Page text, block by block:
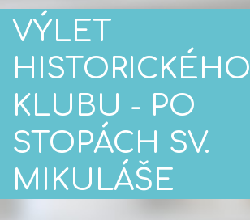
VÝLET
HISTORICKÉHO
KLUBU - PO
STOPÁCH SV.
MIKULÁŠE